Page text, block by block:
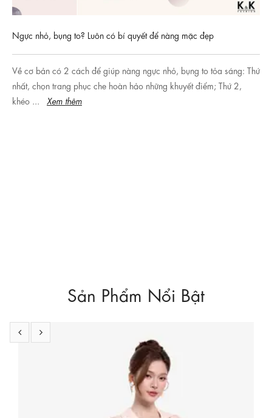
Ngực nhỏ, bụng to? Luôn có bí quyết để nàng mặc đẹp
Về cơ bản có 2 cách để giúp nàng ngực nhỏ, bụng to tỏa sáng: Thứ
nhất, chọn trang phục che hoàn hảo những khuyết điểm; Thứ 2,
khéo ...
Xem thêm
Sản Phẩm Nổi Bật